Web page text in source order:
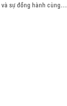
và sự đồng hành cùng…